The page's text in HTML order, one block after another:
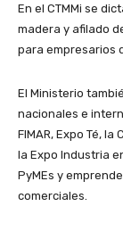
En el CTMMi se
madera y afilado
para empresarios
El Ministerio
nacionales e
FIMAR, Expo Té,
la Expo Industria
PyMEs y
comerciales.